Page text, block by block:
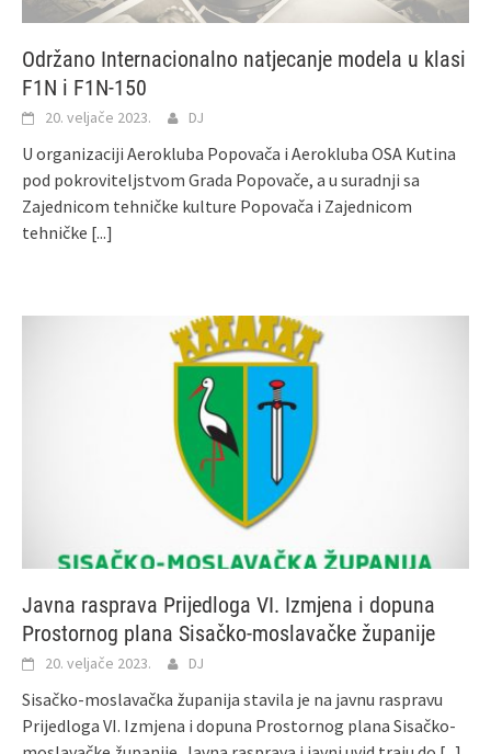
Održano Internacionalno natjecanje modela u klasi
F1N i F1N-150
20. veljače 2023. DJ
U organizaciji Aerokluba Popovača i Aerokluba OSA Kutina
pod pokroviteljstvom Grada Popovače, a u suradnji sa
Zajednicom tehničke kulture Popovača i Zajednicom
tehničke [...]
Javna rasprava Prijedloga VI. Izmjena i dopuna
Prostornog plana Sisačko-moslavačke županije
20. veljače 2023. DJ
Sisačko-moslavačka županija stavila je na javnu raspravu
Prijedloga VI. Izmjena i dopuna Prostornog plana Sisačko-